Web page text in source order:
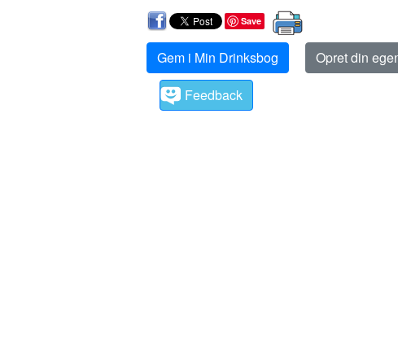
Save
Gem i Min Drinksbog Opret din
Feedback